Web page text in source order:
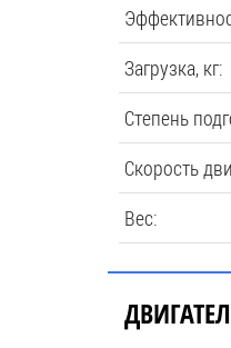
Загрузка, кг:
Степень
Скорость
Вес: